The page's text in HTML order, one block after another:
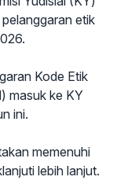
etik
Kode Etik
masuk ke KY
ini.
memenuhi
lebih lanjut.